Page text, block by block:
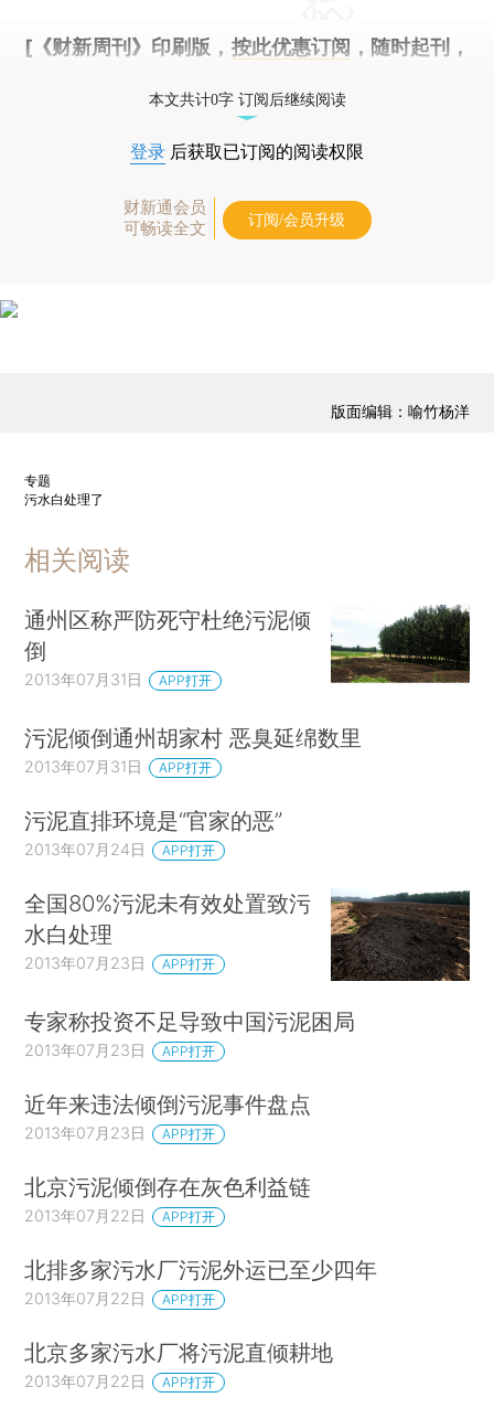
[《财新周刊》印刷版， 按此优惠订阅 ，随时起刊，
本文共计0字 订阅后继续阅读
登录 后获取已订阅的阅读权限
财新通会员
可畅读全文
订阅/会员升级
版面编辑：喻竹杨洋
专题
污水白处理了
相关阅读
通州区称严防死守杜绝污泥倾
倒
2013年07月31日 APP打开
污泥倾倒通州胡家村 恶臭延绵数里
2013年07月31日 APP打开
污泥直排环境是“官家的恶”
2013年07月24日 APP打开
全国80%污泥未有效处置致污
水白处理
2013年07月23日 APP打开
专家称投资不足导致中国污泥困局
2013年07月23日 APP打开
近年来违法倾倒污泥事件盘点
2013年07月23日 APP打开
北京污泥倾倒存在灰色利益链
2013年07月22日 APP打开
北排多家污水厂污泥外运已至少四年
2013年07月22日 APP打开
北京多家污水厂将污泥直倾耕地
2013年07月22日 APP打开